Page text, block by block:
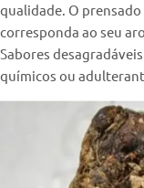
qualidade. O
corresponda ao seu
Sabores
químicos ou